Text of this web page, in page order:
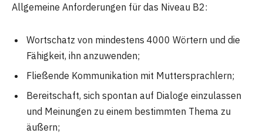
Allgemeine Anforderungen für das Niveau B2:
Wortschatz von mindestens 4000 Wörtern und die
Fähigkeit, ihn anzuwenden;
Fließende Kommunikation mit Muttersprachlern;
Bereitschaft, sich spontan auf Dialoge einzulassen
und Meinungen zu einem bestimmten Thema zu
äußern;